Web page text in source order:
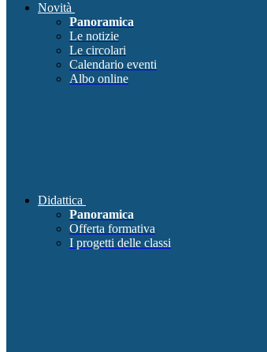
Novità
Panoramica
Le notizie
Le circolari
Calendario eventi
Albo online
Didattica
Panoramica
Offerta formativa
I progetti delle classi